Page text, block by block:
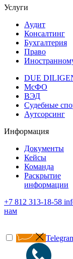
Услуги
Аудит
Консалтинг
Бухгалтерия
Право
DUE
МсФО
ВЭД
Судебные
Аутсорсинг
Информация
Документы
Кейсы
Команда
Раскрытие
информации
+7 812 313-18-58
нам